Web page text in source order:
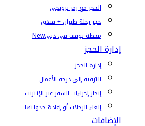
الحجز مع رمز ترويجي
حجز رحلة طيران + فندق
محطة توقف في دبيNew
إدارة الحجز
إدارة الحجز
الترقية إلى درجة الأعمال
إنجاز إجراءات السفر عبر الإنترنت
إلغاء الرحلات أو إعادة جدولتها
الإضافات